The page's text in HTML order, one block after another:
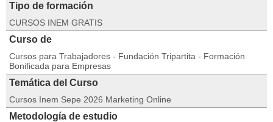
Tipo de formación
CURSOS INEM GRATIS
Curso de
Cursos para Trabajadores - Fundación Tripartita - Formación
Bonificada para Empresas
Temática del Curso
Cursos Inem Sepe 2026 Marketing Online
Metodología de estudio